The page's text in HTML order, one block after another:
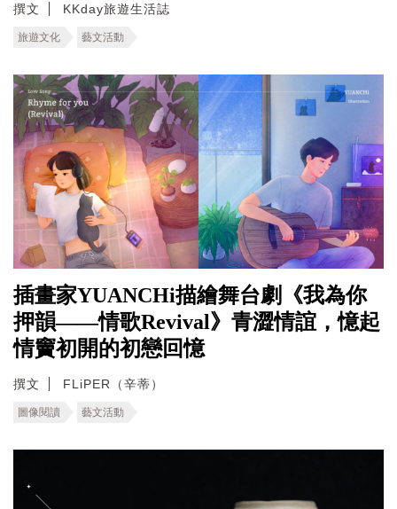
撰文 KKday旅遊生活誌
旅遊文化 藝文活動
插畫家YUANCHi描繪舞台劇《我為你
押韻——情歌Revival》青澀情誼，憶起
情竇初開的初戀回憶
撰文 FLiPER（辛蒂）
圖像閱讀 藝文活動